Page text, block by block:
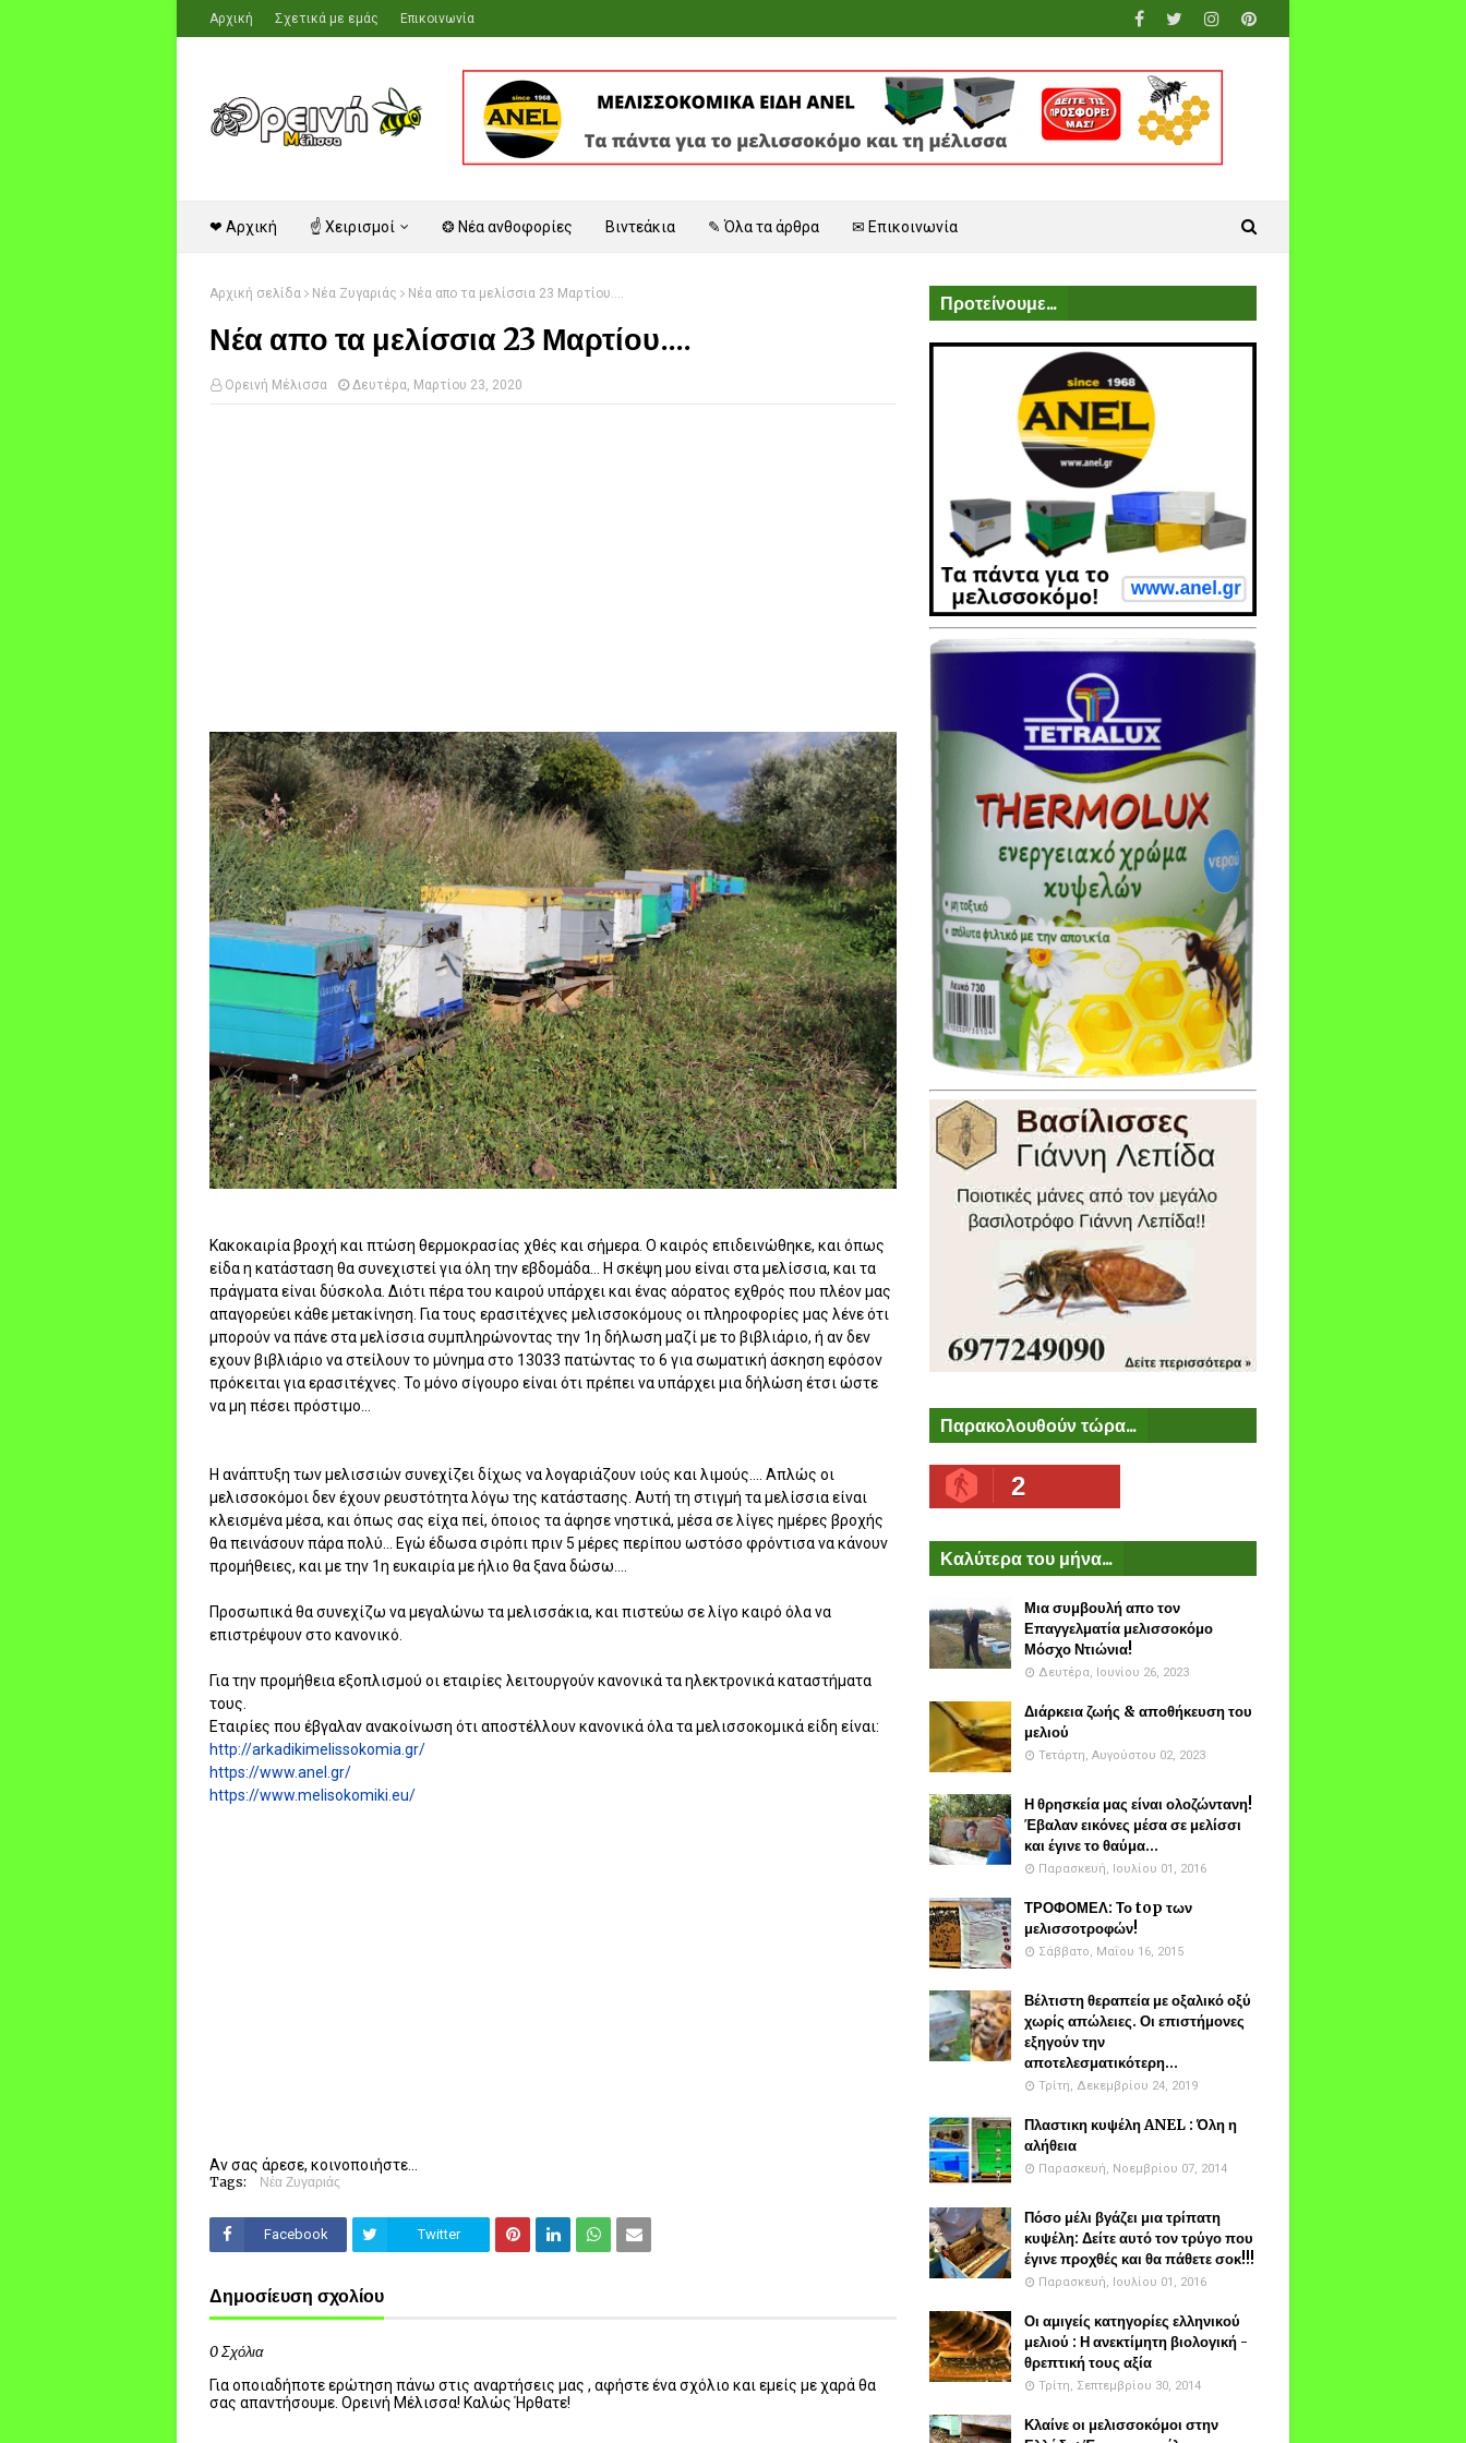
Αρχική Σχετικά με εμάς Επικοινωνία
❤ Αρχική ☝ Χειρισμοί ❂ Νέα ανθοφορίες Βιντεάκια ✎ Όλα τα άρθρα ✉ Επικοινωνία
Αρχική σελίδα Νέα Ζυγαριάς Νέα απο τα μελίσσια 23 Μαρτίου....
Νέα απο τα μελίσσια 23 Μαρτίου....
Ορεινή Μέλισσα Δευτέρα, Μαρτίου 23, 2020
Κακοκαιρία βροχή και πτώση θερμοκρασίας χθές και σήμερα. Ο καιρός επιδεινώθηκε, και όπως
είδα η κατάσταση θα συνεχιστεί για όλη την εβδομάδα... Η σκέψη μου είναι στα μελίσσια, και τα
πράγματα είναι δύσκολα. Διότι πέρα του καιρού υπάρχει και ένας αόρατος εχθρός που πλέον μας
απαγορεύει κάθε μετακίνηση. Για τους ερασιτέχνες μελισσοκόμους οι πληροφορίες μας λένε ότι
μπορούν να πάνε στα μελίσσια συμπληρώνοντας την 1η δήλωση μαζί με το βιβλιάριο, ή αν δεν
εχουν βιβλιάριο να στείλουν το μύνημα στο 13033 πατώντας το 6 για σωματική άσκηση εφόσον
πρόκειται για ερασιτέχνες. Το μόνο σίγουρο είναι ότι πρέπει να υπάρχει μια δήλώση έτσι ώστε
να μη πέσει πρόστιμο...
Η ανάπτυξη των μελισσιών συνεχίζει δίχως να λογαριάζουν ιούς και λιμούς.... Απλώς οι
μελισσοκόμοι δεν έχουν ρευστότητα λόγω της κατάστασης. Αυτή τη στιγμή τα μελίσσια είναι
κλεισμένα μέσα, και όπως σας είχα πεί, όποιος τα άφησε νηστικά, μέσα σε λίγες ημέρες βροχής
θα πεινάσουν πάρα πολύ... Εγώ έδωσα σιρόπι πριν 5 μέρες περίπου ωστόσο φρόντισα να κάνουν
προμήθειες, και με την 1η ευκαιρία με ήλιο θα ξανα δώσω....
Προσωπικά θα συνεχίζω να μεγαλώνω τα μελισσάκια, και πιστεύω σε λίγο καιρό όλα να
επιστρέψουν στο κανονικό.
Για την προμήθεια εξοπλισμού οι εταιρίες λειτουργούν κανονικά τα ηλεκτρονικά καταστήματα
τους.
Εταιρίες που έβγαλαν ανακοίνωση ότι αποστέλλουν κανονικά όλα τα μελισσοκομικά είδη είναι:
http://arkadikimelissokomia.gr/
https://www.anel.gr/
https://www.melisokomiki.eu/
Αν σας άρεσε, κοινοποιήστε...
Tags: Νέα Ζυγαριάς
Facebook Twitter
Δημοσίευση σχολίου
0 Σχόλια
Για οποιαδήποτε ερώτηση πάνω στις αναρτήσεις μας , αφήστε ένα σχόλιο και εμείς με χαρά θα
σας απαντήσουμε. Ορεινή Μέλισσα! Καλώς Ήρθατε!
Προτείνουμε...
Παρακολουθούν τώρα...
2
Καλύτερα του μήνα...
Μια συμβουλή απο τον
Επαγγελματία μελισσοκόμο
Μόσχο Ντιώνια!
Δευτέρα, Ιουνίου 26, 2023
Διάρκεια ζωής & αποθήκευση του
μελιού
Τετάρτη, Αυγούστου 02, 2023
Η θρησκεία μας είναι ολοζώντανη!
Έβαλαν εικόνες μέσα σε μελίσσι
και έγινε το θαύμα...
Παρασκευή, Ιουλίου 01, 2016
ΤΡΟΦΟΜΕΛ: Το top των
μελισσοτροφών!
Σάββατο, Μαΐου 16, 2015
Βέλτιστη θεραπεία με οξαλικό οξύ
χωρίς απώλειες. Οι επιστήμονες
εξηγούν την
αποτελεσματικότερη...
Τρίτη, Δεκεμβρίου 24, 2019
Πλαστικη κυψέλη ANEL : Όλη η
αλήθεια
Παρασκευή, Νοεμβρίου 07, 2014
Πόσο μέλι βγάζει μια τρίπατη
κυψέλη: Δείτε αυτό τον τρύγο που
έγινε προχθές και θα πάθετε σοκ!!!
Παρασκευή, Ιουλίου 01, 2016
Οι αμιγείς κατηγορίες ελληνικού
μελιού : Η ανεκτίμητη βιολογική -
θρεπτική τους αξία
Τρίτη, Σεπτεμβρίου 30, 2014
Κλαίνε οι μελισσοκόμοι στην